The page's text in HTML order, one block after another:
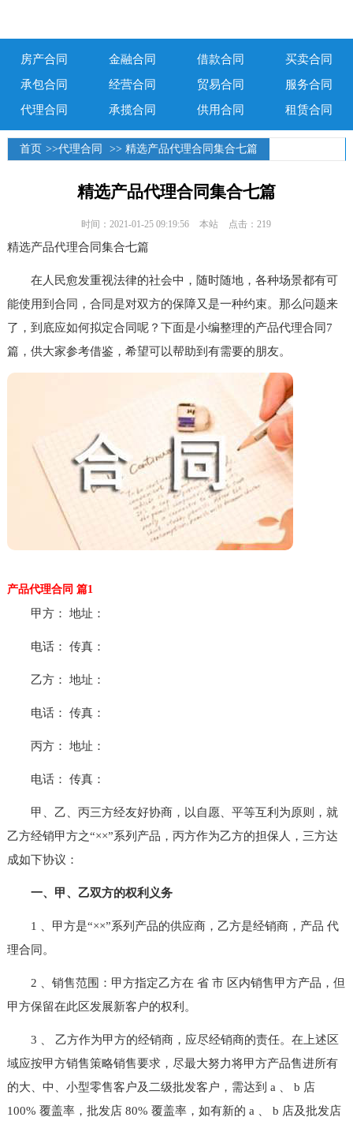
房产合同 金融合同 借款合同
买卖合同
承包合同
经营合同 贸易合同
服务合同
代理合同
承揽合同 供用合同 租赁合同
首页 >>代理合同 >> 精选产品代理合同集合七篇
精选产品代理合同集合七篇
时间：2021-01-25 09:19:56 本站 点击：219
精选产品代理合同集合七篇
在人民愈发重视法律的社会中，随时随地，各种场景都有可
能使用到合同，合同是对双方的保障又是一种约束。那么问题来
了，到底应如何拟定合同呢？下面是小编整理的产品代理合同7
篇，供大家参考借鉴，希望可以帮助到有需要的朋友。
产品代理合同 篇1
甲方： 地址：
电话： 传真：
乙方： 地址：
电话： 传真：
丙方： 地址：
电话： 传真：
甲、乙、丙三方经友好协商，以自愿、平等互利为原则，就
乙方经销甲方之“××”系列产品，丙方作为乙方的担保人，三方达
成如下协议：
一、甲、乙双方的权利义务
1 、甲方是“××”系列产品的供应商，乙方是经销商，产品 代
理合同。
2 、销售范围：甲方指定乙方在 省 市 区内销售甲方产品，但
甲方保留在此区发展新客户的权利。
3 、 乙方作为甲方的经销商，应尽经销商的责任。在上述区
域应按甲方销售策略销售要求，尽最大努力将甲方产品售进所有
的大、中、小型零售客户及二级批发客户，需达到 a 、 b 店
100% 覆盖率，批发店 80% 覆盖率，如有新的 a 、 b 店及批发店